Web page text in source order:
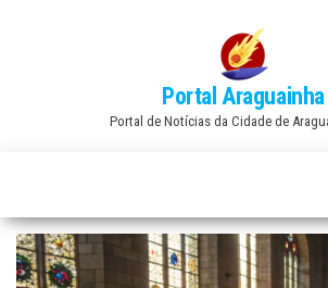
Portal Araguainha
Portal de Notícias da Cidade de